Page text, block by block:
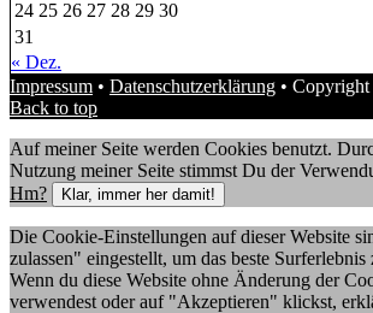
24 25 26 27 28 29 30
31
« Dez.
Impressum • Datenschutzerklärung •
Back to top
Auf meiner Seite werden Cookies benutzt.
Nutzung meiner Seite stimmst Du der
Hm?
Klar, immer her damit!
Die Cookie-Einstellungen auf dieser Website
zulassen" eingestellt, um das beste
Wenn du diese Website ohne Änderung der
verwendest oder auf "Akzeptieren" klickst,